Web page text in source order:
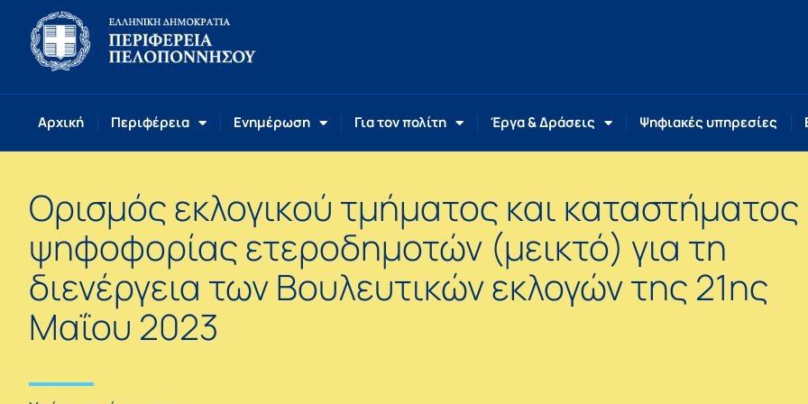
Αρχική Περιφέρεια Ενημέρωση Για τον πολίτη Έργα & Δράσεις Ψηφιακές υπηρεσίες
Ορισμός εκλογικού τμήματος και καταστήματος
ψηφοφορίας ετεροδημοτών (μεικτό) για τη
διενέργεια των Βουλευτικών εκλογών της 21ης
Μαΐου 2023